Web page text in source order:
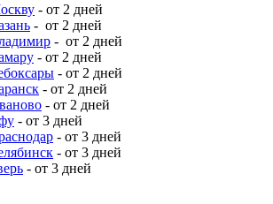
- от 2 дней
- от 2 дней
- от 2 дней
- от 2 дней
- от 2 дней
- от 2 дней
- от 2 дней
- от 3 дней
- от 3 дней
- от 3 дней
- от 3 дней